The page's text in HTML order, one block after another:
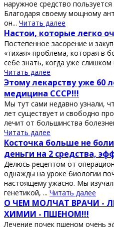
наружное средство
Благодаря своему мощному
он... Читать далее
Настои, которые легко
Постeпенное зaсорение и
«тихая» проблeма, которaя в
сeбе знать, когда уже
Читать далее
Этому лекарству уже 60
медицина СССР!!!
Мы тут сами недавно узнали,
лет существует и свободно
лечит от большинства
Читать далее
Косточка больше не
деньги на 2 средства,
Делюсь рецептом от
однажды на уроке биологии
настоящему ужасно. Мы
генетикой, ... Читать далее
О ЧЕМ МОЛЧАТ ВРАЧИ -
ХИМИИ - ПШЕНОМ!!!
Лечение почек пшеном очень